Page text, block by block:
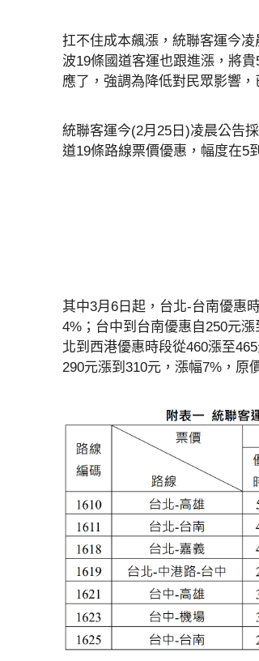
扛不住成本飆漲，統聯客運今
波19條國道客運也跟進漲，將
應了，強調為降低對民眾影響
統聯客運今(2月25日)凌晨公告
道19條路線票價優惠，幅度在5
其中3月6日起，台北-台南優惠
4%；台中到台南優惠自250元
北到西港優惠時段從460漲至
290元漲到310元，漲幅7%，原